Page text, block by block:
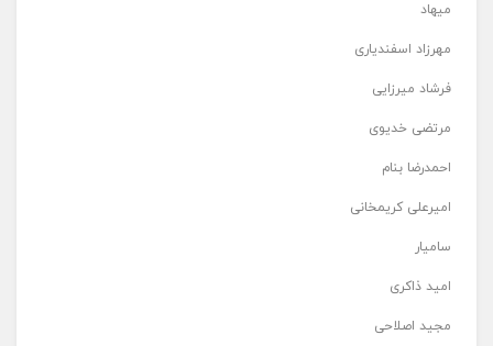
میهاد
مهرزاد اسفندیاری
فرشاد میرزایی
مرتضی خدیوی
احمدرضا بنام
امیرعلی کریمخانی
سامیار
امید ذاکری
مجید اصلاحی